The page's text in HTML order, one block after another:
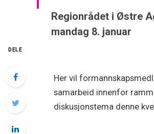
Regionrådet i Østre
mandag 8. januar
DELE
Her vil
samarbeid innenfor
diskusjonstema denne